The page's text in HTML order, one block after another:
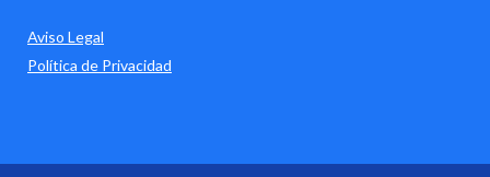
Aviso Legal
Política de Privacidad